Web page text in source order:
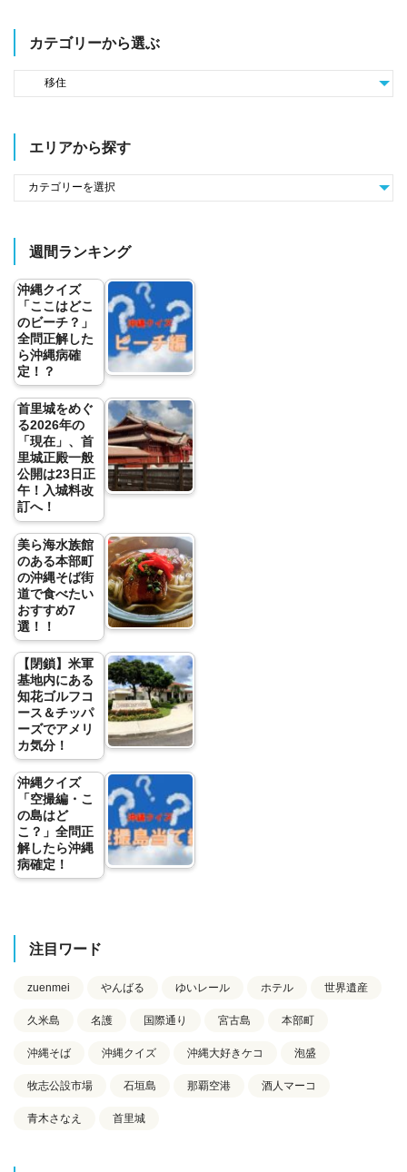
カテゴリーから選ぶ
エリアから探す
週間ランキング
沖縄クイズ
「ここはどこ
のビーチ？」
全問正解した
ら沖縄病確
定！？
首里城をめぐ
る2026年の
「現在」、首
里城正殿一般
公開は23日正
午！入城料改
訂へ！
美ら海水族館
のある本部町
の沖縄そば街
道で食べたい
おすすめ7
選！！
【閉鎖】米軍
基地内にある
知花ゴルフコ
ース＆チッパ
ーズでアメリ
カ気分！
沖縄クイズ
「空撮編・こ
の島はど
こ？」全問正
解したら沖縄
病確定！
注目ワード
zuenmei やんばる ゆいレール ホテル 世界遺産
久米島 名護 国際通り 宮古島 本部町
沖縄そば 沖縄クイズ 沖縄大好きケコ 泡盛
牧志公設市場 石垣島 那覇空港 酒人マーコ
青木さなえ 首里城